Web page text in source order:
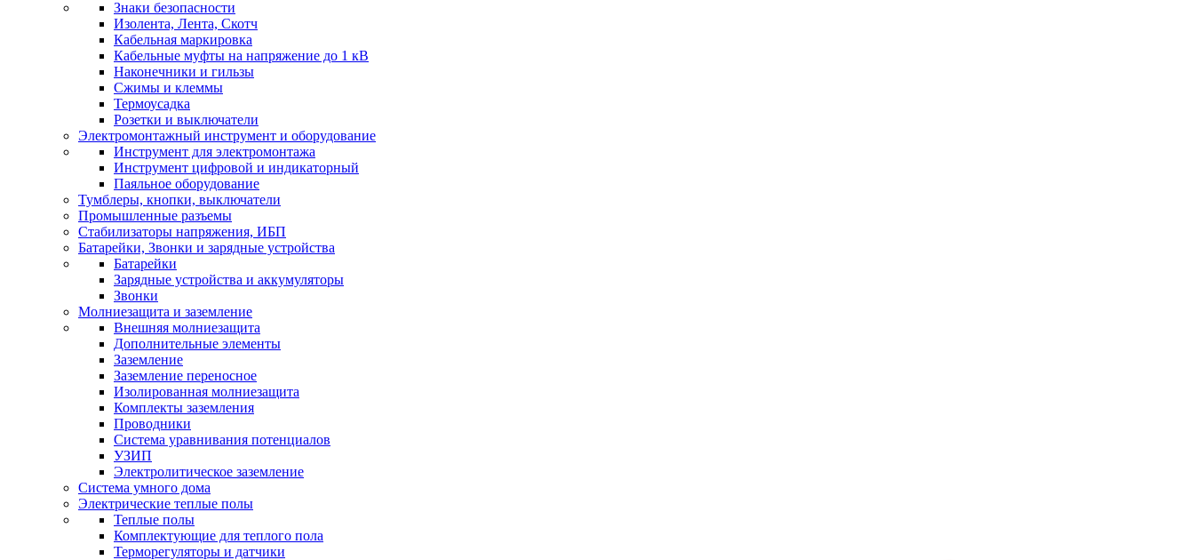
Знаки безопасности
Изолента, Лента, Скотч
Кабельная маркировка
Кабельные муфты на напряжение до 1 кВ
Наконечники и гильзы
Сжимы и клеммы
Термоусадка
Розетки и выключатели
Электромонтажный инструмент и оборудование
Инструмент для электромонтажа
Инструмент цифровой и индикаторный
Паяльное оборудование
Тумблеры, кнопки, выключатели
Промышленные разъемы
Стабилизаторы напряжения, ИБП
Батарейки, Звонки и зарядные устройства
Батарейки
Зарядные устройства и аккумуляторы
Звонки
Молниезащита и заземление
Внешняя молниезащита
Дополнительные элементы
Заземление
Заземление переносное
Изолированная молниезащита
Комплекты заземления
Проводники
Система уравнивания потенциалов
УЗИП
Электролитическое заземление
Система умного дома
Электрические теплые полы
Теплые полы
Комплектующие для теплого пола
Терморегуляторы и датчики